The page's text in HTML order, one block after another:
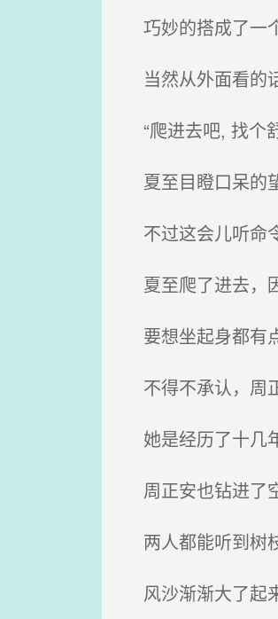
巧妙的搭成了一
当然从外面看的
“爬进去吧, 找个
夏至目瞪口呆的
不过这会儿听命
夏至爬了进去，
要想坐起身都有
不得不承认，周
她是经历了十几
周正安也钻进了
两人都能听到树
风沙渐渐大了起